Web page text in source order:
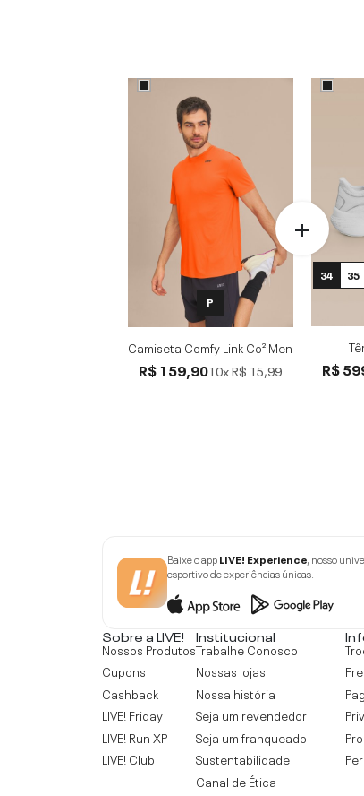
P
Camiseta Comfy Link Co² Men
R$ 159,9010xR$ 15,99
34 35
R$
Baixe o appLIVE! Experience, nosso
esportivo de experiências únicas.
Sobre a LIVE!
Nossos Produtos
Cupons
Cashback
LIVE! Friday
LIVE! Run XP
LIVE! Club
Institucional
Trabalhe Conosco
Nossas lojas
Nossa história
Seja um revendedor
Seja um franqueado
Sustentabilidade
Canal de Ética